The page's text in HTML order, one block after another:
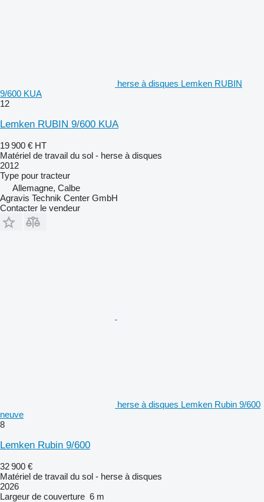
herse à disques Lemken RUBIN
9/600 KUA
12
Lemken RUBIN 9/600 KUA
19 900 € HT
Matériel de travail du sol - herse à disques
2012
Type pour tracteur
Allemagne, Calbe
Agravis Technik Center GmbH
Contacter le vendeur
herse à disques Lemken Rubin 9/600
neuve
8
Lemken Rubin 9/600
32 900 €
Matériel de travail du sol - herse à disques
2026
Largeur de couverture 6 m